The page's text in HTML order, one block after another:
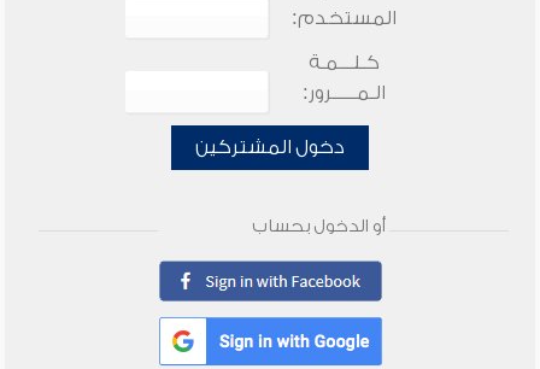
المستخدم:
كـلـــمـة
الـمـــــرور:
دخول المشتركين
أو الدخول بحساب